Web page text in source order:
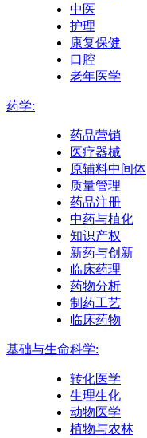
中医
护理
康复保健
口腔
老年医学
药学:
药品营销
医疗器械
原辅料中间体
质量管理
药品注册
中药与植化
知识产权
新药与创新
临床药理
药物分析
制药工艺
临床药物
基础与生命科学:
转化医学
生理生化
动物医学
植物与农林